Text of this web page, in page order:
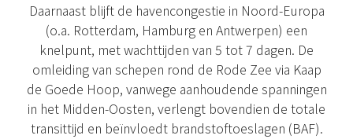
Daarnaast blijft de havencongestie in Noord-Europa
(o.a. Rotterdam, Hamburg en Antwerpen) een
knelpunt, met wachttijden van 5 tot 7 dagen. De
omleiding van schepen rond de Rode Zee via Kaap
de Goede Hoop, vanwege aanhoudende spanningen
in het Midden-Oosten, verlengt bovendien de totale
transittijd en beïnvloedt brandstoftoeslagen (BAF).